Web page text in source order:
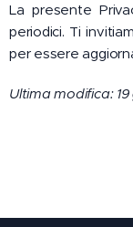
La presente
periodici. Ti
per essere
Ultima modifica: